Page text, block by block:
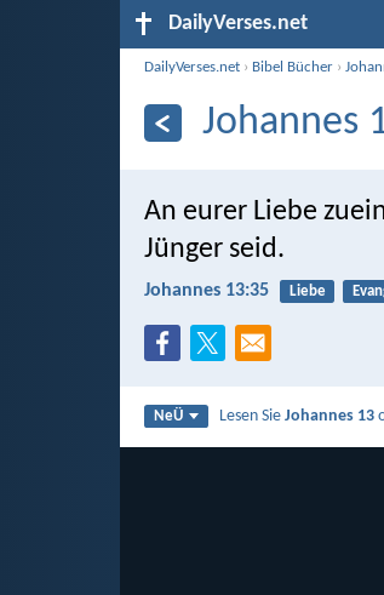
DailyVerses.net
DailyVerses.net › Bibel Bücher ›
Johannes
An eurer Liebe
Jünger seid.
Johannes 13:35 Liebe
NeÜ Lesen SieJohannes 13